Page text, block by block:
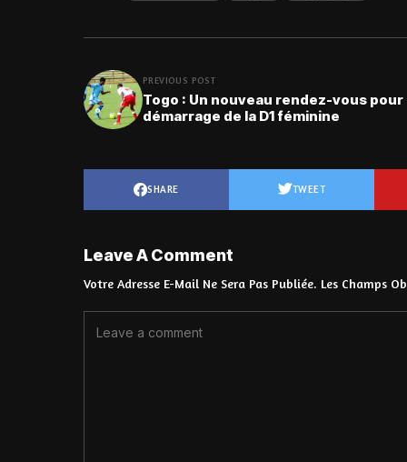
PREVIOUS POST
Togo : Un nouveau rendez-vous pour
démarrage de la D1 féminine
SHARE TWEET
Leave A Comment
Votre Adresse E-Mail Ne Sera Pas Publiée. Les Champs